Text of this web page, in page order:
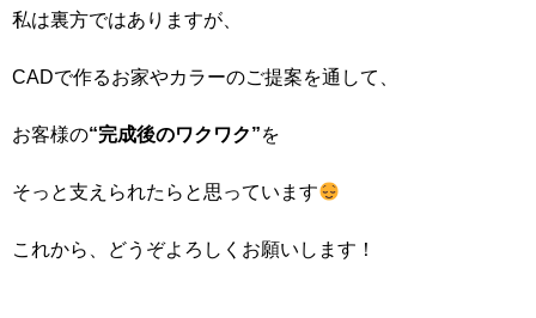
私は裏方ではありますが、
CADで作るお家やカラーのご提案を通して、
お客様の“完成後のワクワク”を
そっと支えられたらと思っています
これから、どうぞよろしくお願いします！